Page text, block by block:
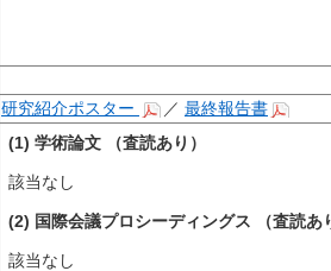
研究紹介ポスター ／ 最終報告書
(1) 学術論文 （査読あり）
該当なし
(2) 国際会議プロシーディングス （査読あ
該当なし